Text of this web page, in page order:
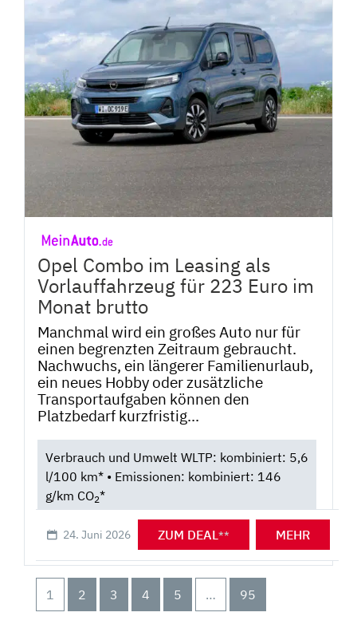
Opel Combo im Leasing als
Vorlauffahrzeug für 223 Euro im
Monat brutto
Manchmal wird ein großes Auto nur für
einen begrenzten Zeitraum gebraucht.
Nachwuchs, ein längerer Familienurlaub,
ein neues Hobby oder zusätzliche
Transportaufgaben können den
Platzbedarf kurzfristig...
Verbrauch und Umwelt WLTP: kombiniert: 5,6
l/100 km* • Emissionen: kombiniert: 146
g/km CO2*
24. Juni 2026 ZUM DEAL** MEHR
1 2 3 4 5 … 95